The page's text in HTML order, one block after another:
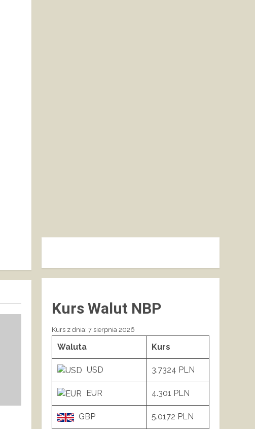
Kurs Walut NBP
Kurs z dnia: 7 sierpnia 2026
Waluta Kurs
USD 3.7324 PLN
EUR 4.301 PLN
GBP 5.0172 PLN